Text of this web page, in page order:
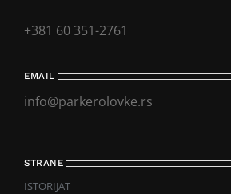
+381 60 351-2761
EMAIL
info@parkerolovke.rs
STRANE
ISTORIJAT